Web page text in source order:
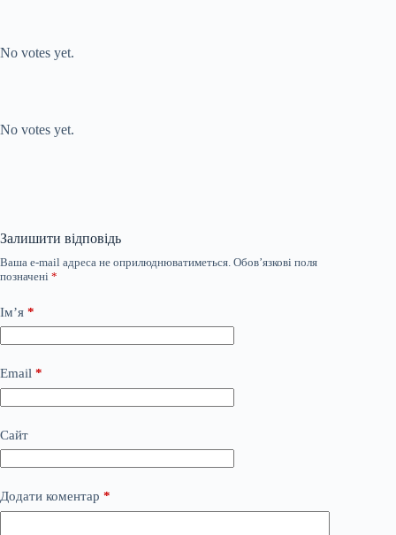
No votes yet.
No votes yet.
Залишити відповідь
Ваша e-mail адреса не оприлюднюватиметься. Обов’язкові поля
позначені *
Ім’я *
Email *
Сайт
Додати коментар *